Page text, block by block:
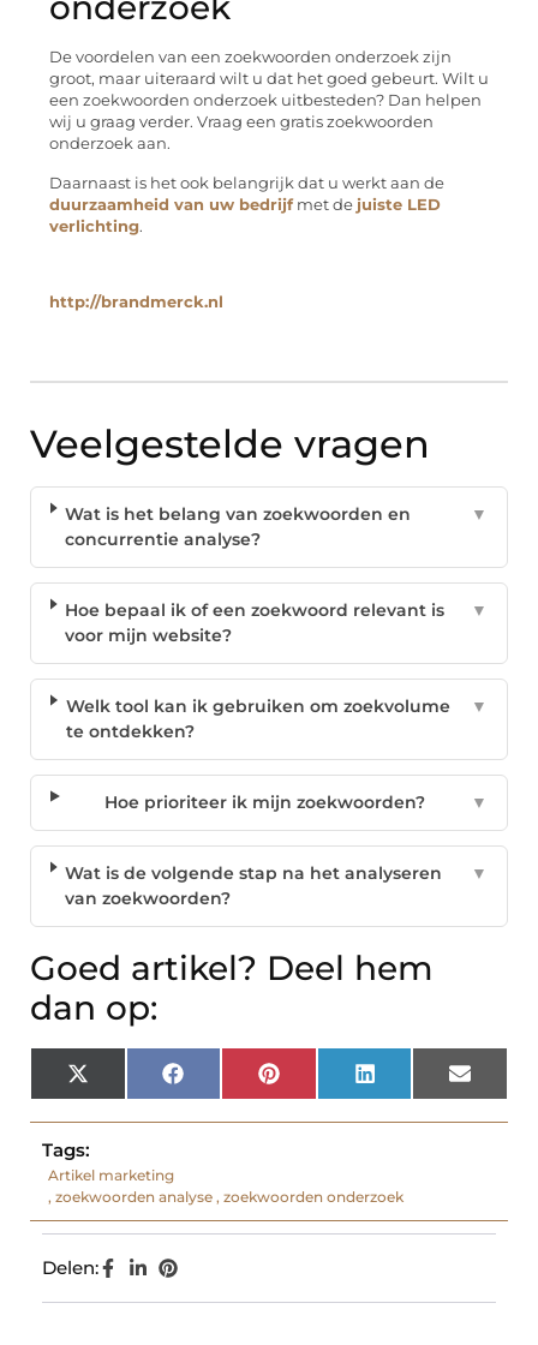
De voordelen van een zoekwoorden onderzoek zijn
groot, maar uiteraard wilt u dat het goed gebeurt. Wilt u
een zoekwoorden onderzoek uitbesteden? Dan helpen
wij u graag verder. Vraag een gratis zoekwoorden
onderzoek aan.
Daarnaast is het ook belangrijk dat u werkt aan de
duurzaamheid van uw bedrijfmet de juiste LED
verlichting.
http://brandmerck.nl
Veelgestelde vragen
Wat is het belang van zoekwoorden en
concurrentie analyse?
▼
Hoe bepaal ik of een zoekwoord relevant is
voor mijn website?
▼
Welk tool kan ik gebruiken om zoekvolume
te ontdekken?
▼
Hoe prioriteer ik mijn zoekwoorden? ▼
Wat is de volgende stap na het analyseren
van zoekwoorden?
▼
Goed artikel? Deel hem
dan op:
X
(Twitter)
Facebook Pinterest LinkedIn Email
Tags:
Artikel marketing
, zoekwoorden analyse , zoekwoorden onderzoek
Delen: